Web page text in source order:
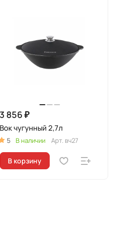
3 856 ₽
Вок чугунный 2,7л
5 В наличии Арт. вч27
В корзину